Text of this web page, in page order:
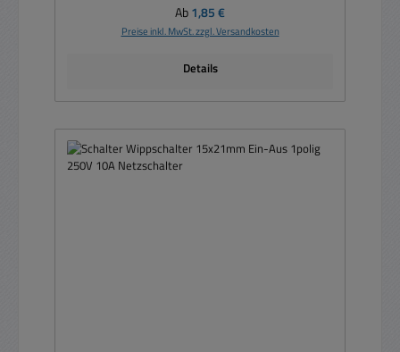
Regulärer Preis:
Ab1,85 €
Preise inkl. MwSt. zzgl. Versandkosten
Details